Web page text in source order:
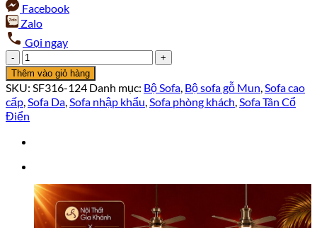
Facebook
Zalo
Gọi ngay
Bộ
Sofa
Gỗ
Mun
Độc
Đáo
Cho
Khách
124
lượng
Thêm vào giỏ hàng
SKU: SF316-124 Danh mục: Bộ Sofa, Bộ sofa gỗ Mun,Sofa cao
cấp,Sofa Da,Sofa nhập khẩu,Sofa phòng khách,Sofa Tân Cổ
Điển